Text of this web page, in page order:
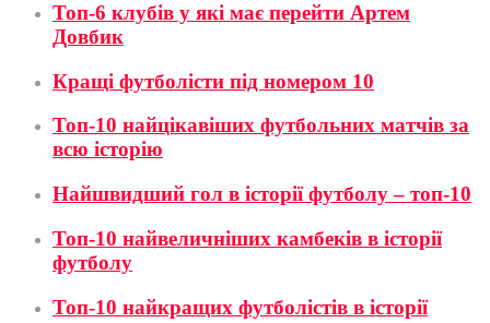
Топ-6 клубів у які має перейти Артем
Довбик
Кращі футболісти під номером 10
Топ-10 найцікавіших футбольних матчів за
всю історію
Найшвидший гол в історії футболу – топ-10
Топ-10 найвеличніших камбеків в історії
футболу
Топ-10 найкращих футболістів в історії